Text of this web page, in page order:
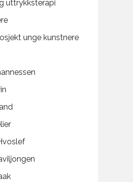
uttrykksterapi
unge kunstnere